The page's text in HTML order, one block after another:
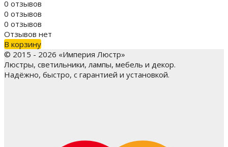
0 отзывов
0 отзывов
0 отзывов
Отзывов нет
В корзину
© 2015 - 2026 «Империя Люстр»
Люстры, светильники, лампы, мебель и декор.
Надёжно, быстро, с гарантией и установкой.